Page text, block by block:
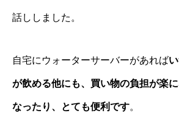
話ししました。
自宅にウォーターサーバーがあれば
が飲める他にも、買い物の負担が楽
なったり、とても便利です。